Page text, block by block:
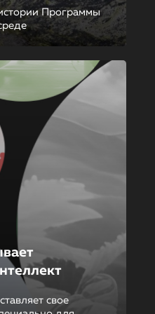
Программы
свое